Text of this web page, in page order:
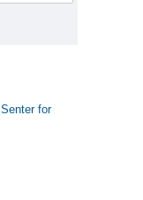
Senter for